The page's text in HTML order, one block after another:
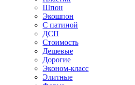
Шпон
Экошпон
С патиной
ДСП
Стоимость
Дешевые
Дорогие
Эконом-класс
Элитные